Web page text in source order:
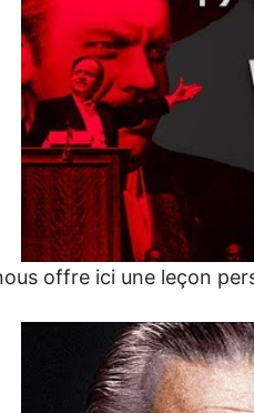
offre ici une leçon